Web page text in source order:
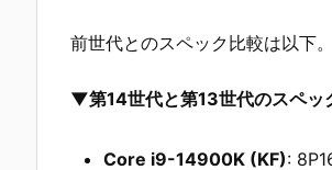
前世代とのスペック比較は以下。
▼第14世代と第13世代のスペッ
Core i9-14900K (KF):